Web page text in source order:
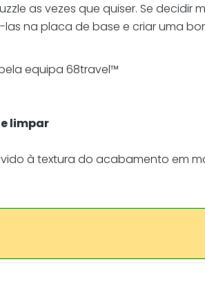
as vezes que quiser. Se
na placa de base e criar uma
equipa 68travel™️
limpar
à textura do acabamento em